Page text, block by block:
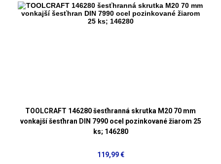
TOOLCRAFT 146280 šesťhranná skrutka M20 70 mm
vonkajší šesťhran DIN 7990 ocel pozinkované žiarom 25
ks; 146280
119,99 €